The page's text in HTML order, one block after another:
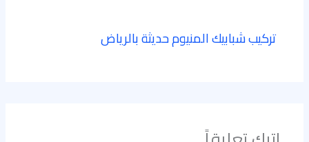
تركيب شبابيك المنيوم حديثة بالرياض